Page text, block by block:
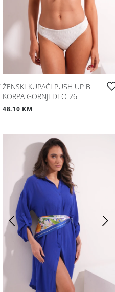
ŽENSKI KUPAĆI PUSH UP B
KORPA GORNJI DEO 26
48.10 KM